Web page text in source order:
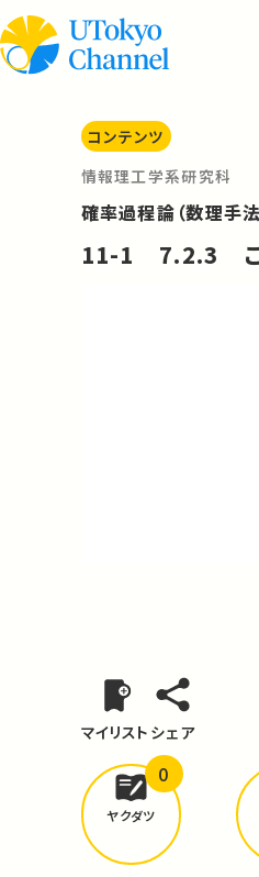
コンテンツ
情報理工学系研究科
確率過程論（数理手法
11-1 7.2.3 こ
マイリスト シェア
どんな学
ヤクダツ
0